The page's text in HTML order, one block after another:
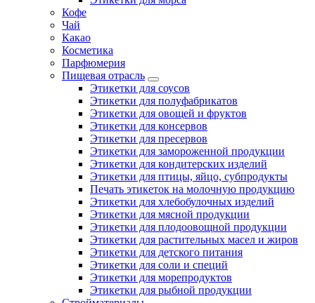
Кофе
Чай
Какао
Косметика
Парфюмерия
Пищевая отрасль
Этикетки для соусов
Этикетки для полуфабрикатов
Этикетки для овощей и фруктов
Этикетки для консервов
Этикетки для пресервов
Этикетки для замороженной продукции
Этикетки для кондитерских изделий
Этикетки для птицы, яйцо, субпродукты
Печать этикеток на молочную продукцию
Этикетки для хлебобулочных изделий
Этикетки для мясной продукции
Этикетки для плодоовощной продукции
Этикетки для растительных масел и жиров
Этикетки для детского питания
Этикетки для соли и специй
Этикетки для морепродуктов
Этикетки для рыбной продукции